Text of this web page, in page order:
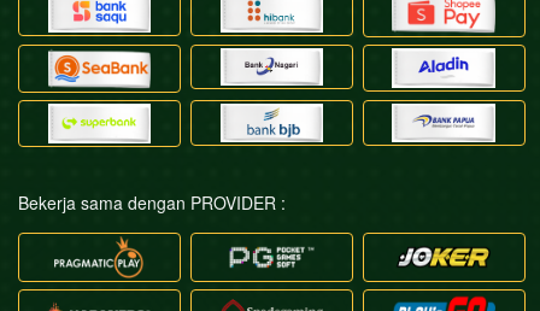
Bekerja sama dengan PROVIDER :